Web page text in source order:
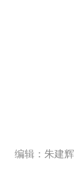
编辑：朱建辉